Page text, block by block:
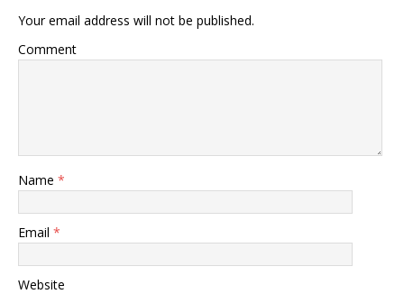
Your email address will not be published.
Comment
Name *
Email *
Website